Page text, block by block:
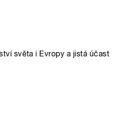
světa i Evropy a jistá účast